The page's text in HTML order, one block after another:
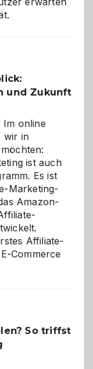
und Zukunft
Im online
wir in
ist auch
Es ist
Marketing-
Amazon-
Affiliate-
Commerce
So triffst